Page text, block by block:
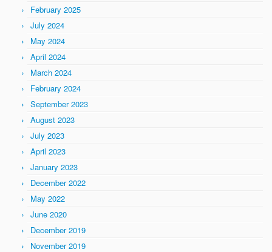
February 2025
July 2024
May 2024
April 2024
March 2024
February 2024
September 2023
August 2023
July 2023
April 2023
January 2023
December 2022
May 2022
June 2020
December 2019
November 2019